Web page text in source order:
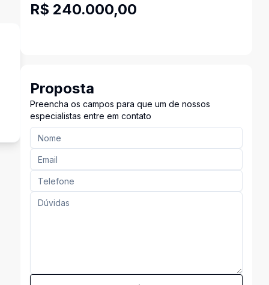
R$ 240.000,00
Proposta
Preencha os campos para que um de nossos
especialistas entre em contato